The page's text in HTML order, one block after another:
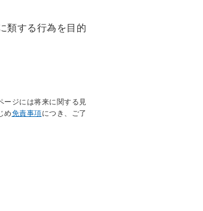
類する行為を目的
ージには将来に関する見
め免責事項につき、ご了